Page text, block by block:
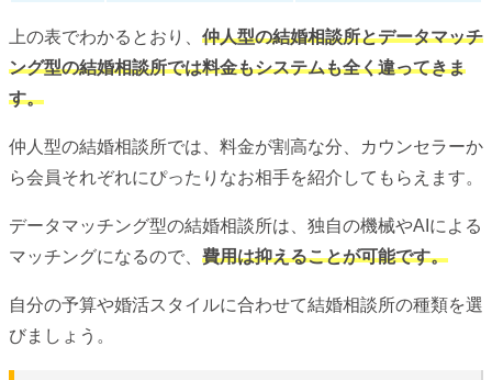
上の表でわかるとおり、 仲人型の結婚相談所とデータマッチ
ング型の結婚相談所では料金もシステムも全く違ってきま
す。
仲人型の結婚相談所では、料金が割高な分、カウンセラーか
ら会員それぞれにぴったりなお相手を紹介してもらえます。
データマッチング型の結婚相談所は、独自の機械やAIによる
マッチングになるので、 費用は抑えることが可能です。
自分の予算や婚活スタイルに合わせて結婚相談所の種類を選
びましょう。